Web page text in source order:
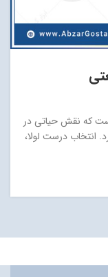
که نقش حیاتی در
انتخاب درست لولا،